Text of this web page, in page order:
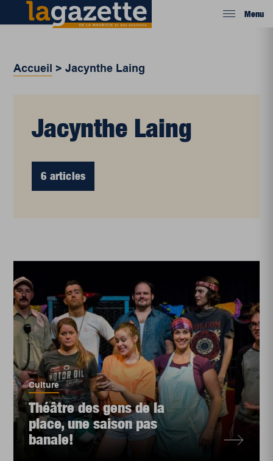
Menu
Accueil >Jacynthe Laing
Jacynthe Laing
6 articles
Culture
Théâtre des gens de la
place, une saison pas
banale!